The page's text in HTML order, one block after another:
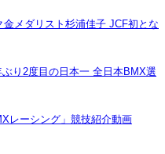
メダリスト杉浦佳子 JCF初とな
ぶり2度目の日本一 全日本BMX選
レーシング」競技紹介動画